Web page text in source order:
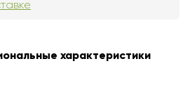
характеристики